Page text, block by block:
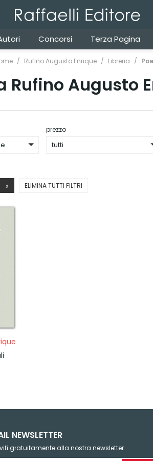
Concorsi Terza Pagina
Rufino Augusto Enrique Libreria
Rufino Augusto
prezzo
tutti
X ELIMINA TUTTI FILTRI
NEWSLETTER
gratuitamente alla nostra newsletter.